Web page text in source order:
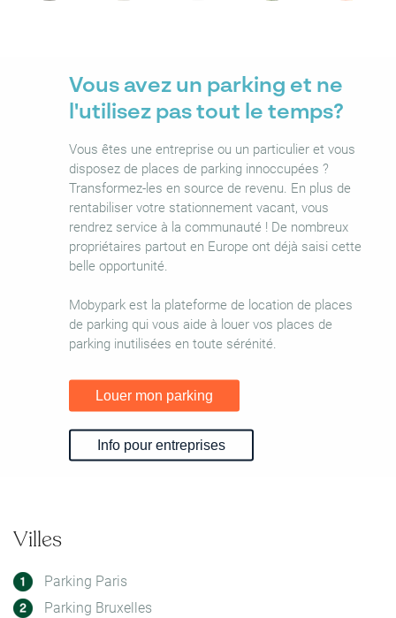
Vous avez un parking et ne
l'utilisez pas tout le temps?
Vous êtes une entreprise ou un particulier et vous
disposez de places de parking innoccupées ?
Transformez-les en source de revenu. En plus de
rentabiliser votre stationnement vacant, vous
rendrez service à la communauté ! De nombreux
propriétaires partout en Europe ont déjà saisi cette
belle opportunité.
Mobypark est la plateforme de location de places
de parking qui vous aide à louer vos places de
parking inutilisées en toute sérénité.
Louer mon parking
Info pour entreprises
Villes
Parking Paris
Parking Bruxelles